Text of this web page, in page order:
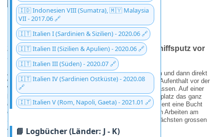
🇮🇩 Indonesien VIII (Sumatra), 🇲🇾 Malaysia
VII - 2017.06 🔗
🇮🇹 Italien I (Sardinien & Sizilien) - 2020.06 🔗
🇮🇹 Italien II (Sizilien & Apulien) - 2020.06 🔗
🇮🇹 Italien III (Süden) - 2020.07 🔗
🇮🇹 Italien IV (Sardinien Ostküste) - 2020.08
🔗
🇮🇹 Italien V (Rom, Napoli, Gaeta) - 2021.01 🔗
📘 Logbücher (Länder: J - K)
2004.04 -Kurs Guadeloupe: Zwischen Schiffsputz vor
St. Kitts und dem grossen Wiedersehen
Ankern, dasUnterwasserschiff gründlich schrubben und dann direkt
weiter zum nächsten Ziel – so lässt sich unser kurzer Aufenthalt vor der
Westk
wohl am besten zusammenfassen. Auf einer
langen Reise lernt man schnell, dass nicht jeder Ankerplatz das ganz
grosse Besichtigungsprogramm erfordert; manchmal dient eine Bucht
einfach als perfekte, ruhige Kulisse für die notwendigen Arbeiten am
Schiff oder als entspannte Pause auf dem Weg zum nächsten grossen
Abenteuer.